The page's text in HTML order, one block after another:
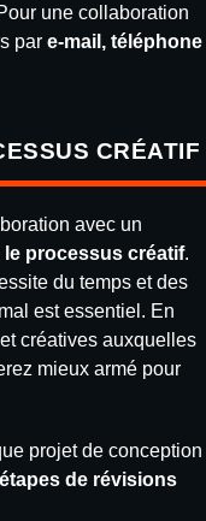
une collaboration
par e-mail, téléphone
CRÉATIF
avec un
processus créatif.
du temps et des
est essentiel. En
créatives auxquelles
mieux armé pour
projet de conception
étapes de révisions